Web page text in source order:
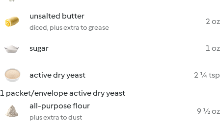
unsalted butter
diced, plus extra to grease
2 oz
sugar 1 oz
active dry yeast
2 ¼ tsp
1 packet/envelope active dry yeast
all-purpose flour
plus extra to dust
9 ½ oz